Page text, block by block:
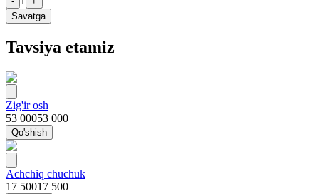
Savatga
Tavsiya etamiz
Zig'ir osh
53 00053 000
Qo'shish
Achchiq chuchuk
17 50017 500